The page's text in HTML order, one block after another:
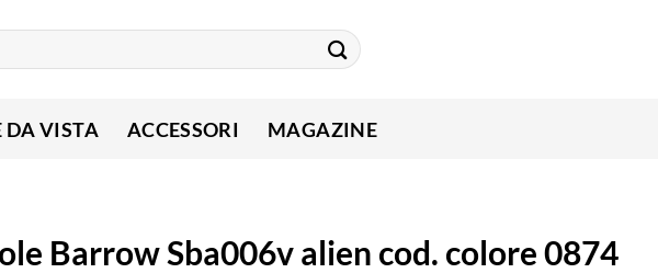
DA VISTA ACCESSORI MAGAZINE
Barrow Sba006v alien cod. colore 0874